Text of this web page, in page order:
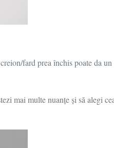
fard prea închis poate da un
mai multe nuanțe și să alegi